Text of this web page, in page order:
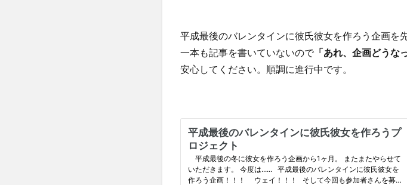
平成最後のバレンタインに彼氏彼女を作ろう企画を
一本も記事を書いていないので「あれ、企画どうな
安心してください。順調に進行中です。